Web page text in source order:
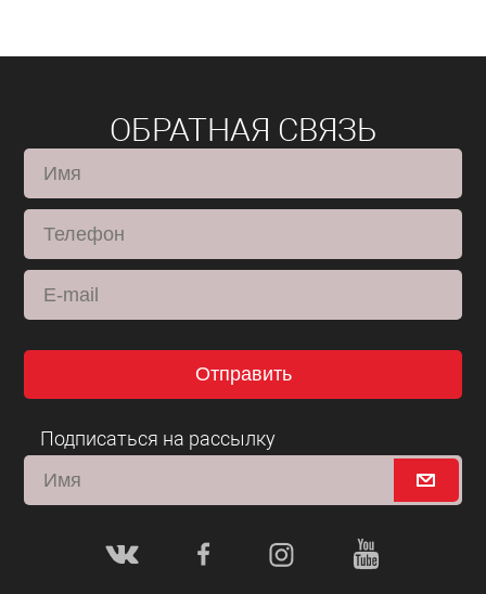
ОБРАТНАЯ СВЯЗЬ
Отправить
Подписаться на рассылку